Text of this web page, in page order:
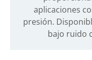
aplicaciones
presión.
bajo ruido